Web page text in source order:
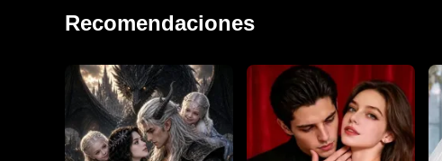
Recomendaciones